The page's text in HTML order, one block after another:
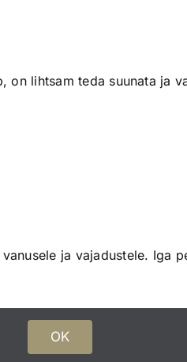
on lihtsam teda suunata ja
ja vajadustele. Iga
OK